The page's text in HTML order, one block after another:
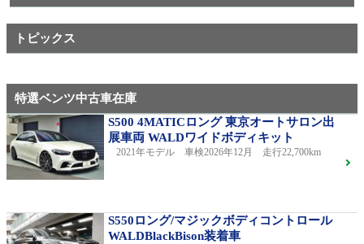
トピックス
特選ベンツ中古車在庫
S500 4MATICロング 東京オートサロン出
展車両 WALDワイドボディキット
2021年モデル 車検2026年12月 走行22,700km
S550ロング/マジックボディコントロール
WALDBlackBison装着車